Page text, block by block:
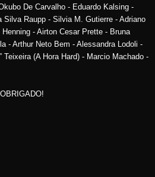
De Carvalho - Eduardo Kalsing -
Silva Raupp - Silvia M. Gutierre - Adriano
- Airton Cesar Prette - Bruna
- Arthur Neto Bem - Alessandra Lodoli -
Teixeira (A Hora Hard) - Marcio Machado -
OBRIGADO!